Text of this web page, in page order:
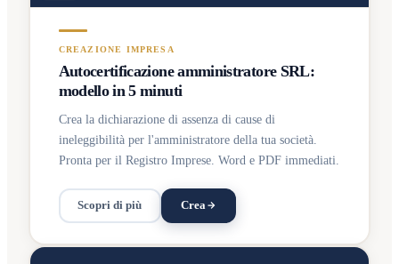
CREAZIONE IMPRESA
Autocertificazione amministratore SRL:
modello in 5 minuti
Crea la dichiarazione di assenza di cause di
ineleggibilità per l'amministratore della tua società.
Pronta per il Registro Imprese. Word e PDF immediati.
Scopri di più Crea